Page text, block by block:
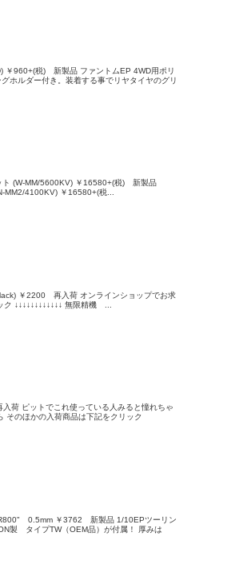
￥960+(税) 新製品 ファントムEP 4WD用ポリ
ホルダー付き。装着する事でリヤタイヤのグリ
(W-MM/5600KV) ￥16580+(税) 新製品
MM2/4100KV) ￥16580+(税...
￥2200 再入荷 オンラインショップでお求
↓↓↓↓↓↓↓↓↓↓↓↓ 無限精機 ...
ピットでこれ使っている人みると憧れちゃ
そのほかの入荷商品は下記をクリック
0.5mm ￥3762 新製品 1/10EPツーリン
製 タイプTW（OEM品）が付属！ 厚みは